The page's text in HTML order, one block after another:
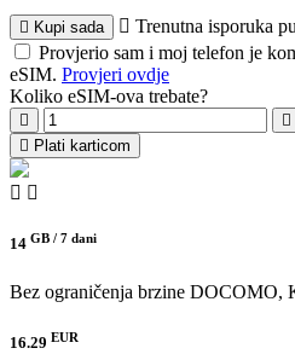
Kupi sada
Trenutna isporuka
Provjerio sam i moj telefon je
eSIM. Provjeri ovdje
Koliko eSIM-ova trebate?
Plati karticom
14 GB / 7 dani
Bez ograničenja brzine DOCOMO,
16.29 EUR